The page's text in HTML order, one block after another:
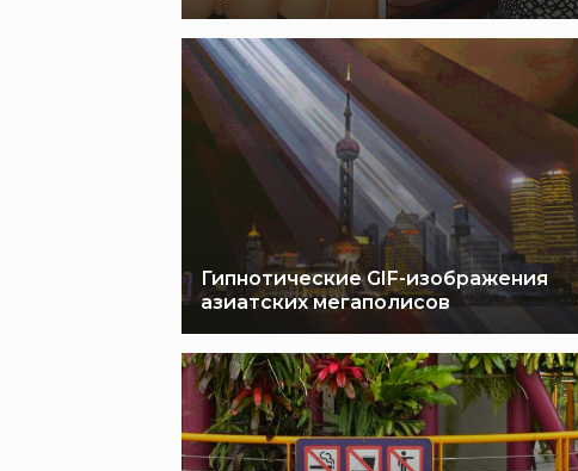
Гипнотические GIF-изображения
азиатских мегаполисов